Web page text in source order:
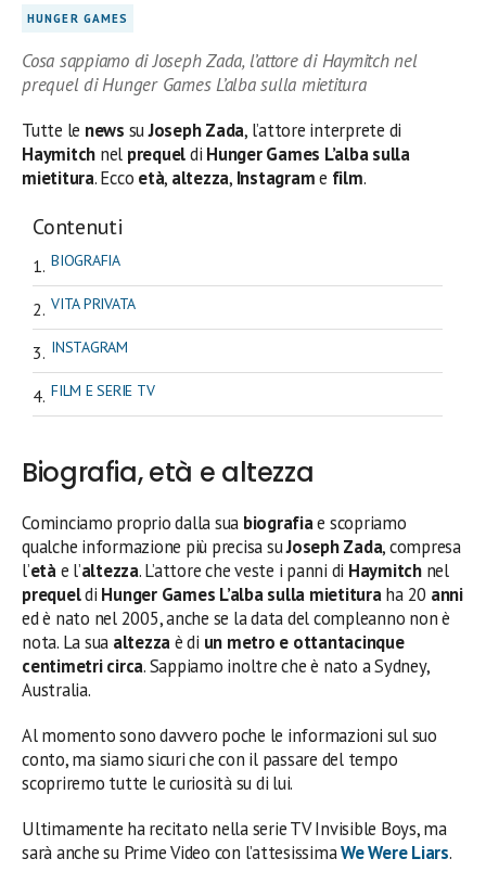
HUNGER GAMES
Cosa sappiamo di Joseph Zada, l’attore di Haymitch nel
prequel di Hunger Games L’alba sulla mietitura
Tutte le news suJoseph Zada, l’attore interprete di
Haymitch nel prequeldi Hunger Games L’alba sulla
mietitura. Ecco età, altezza, Instagrame film.
Contenuti
BIOGRAFIA
VITA PRIVATA
INSTAGRAM
FILM E SERIE TV
Biografia, età e altezza
Cominciamo proprio dalla sua biografiae scopriamo
qualche informazione più precisa suJoseph Zada, compresa
l’etàe l’altezza. L’attore che veste i panni di Haymitch nel
prequeldi Hunger Games L’alba sulla mietituraha 20 anni
ed è nato nel 2005, anche se la data del compleanno non è
nota. La sua altezzaè di un metro e ottantacinque
centimetri circa. Sappiamo inoltre che è nato a Sydney,
Australia.
Al momento sono davvero poche le informazioni sul suo
conto, ma siamo sicuri che con il passare del tempo
scopriremo tutte le curiosità su di lui.
Ultimamente ha recitato nella serie TV Invisible Boys, ma
sarà anche su Prime Video con l’attesissimaWe Were Liars.